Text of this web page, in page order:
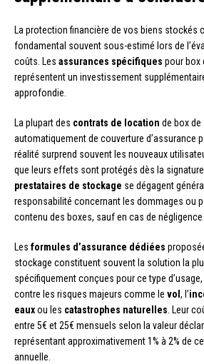
La protection financière de vos biens stockés
fondamental souvent sous-estimé lors de
coûts. Les assurances spécifiques pour box
représentent un investissement
approfondie.
La plupart des contrats de location de box de
automatiquement de couverture d’assurance
réalité surprend souvent les nouveaux
que leurs effets sont protégés dès la
prestataires de stockage se dégagent
responsabilité concernant les dommages ou
contenu des boxes, sauf en cas de négligence
Les formules d’assurance dédiées
stockage constituent souvent la solution la
spécifiquement conçues pour ce type
contre les risques majeurs comme le vol , l’
eauxou les catastrophes naturelles. Leur
entre 5€ et 25€ mensuels selon la valeur
représentant approximativement 1% à 2% de
annuelle.